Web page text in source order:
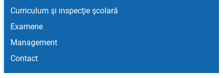
Curriculum şi inspecţie şcolară
Examene
Management
Contact